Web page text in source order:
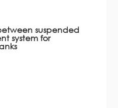
suspended
system for